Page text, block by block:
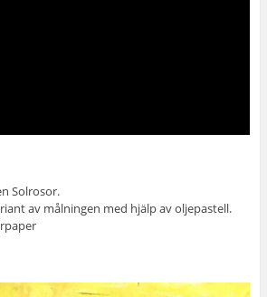
Solrosor.
av målningen med hjälp av oljepastell.